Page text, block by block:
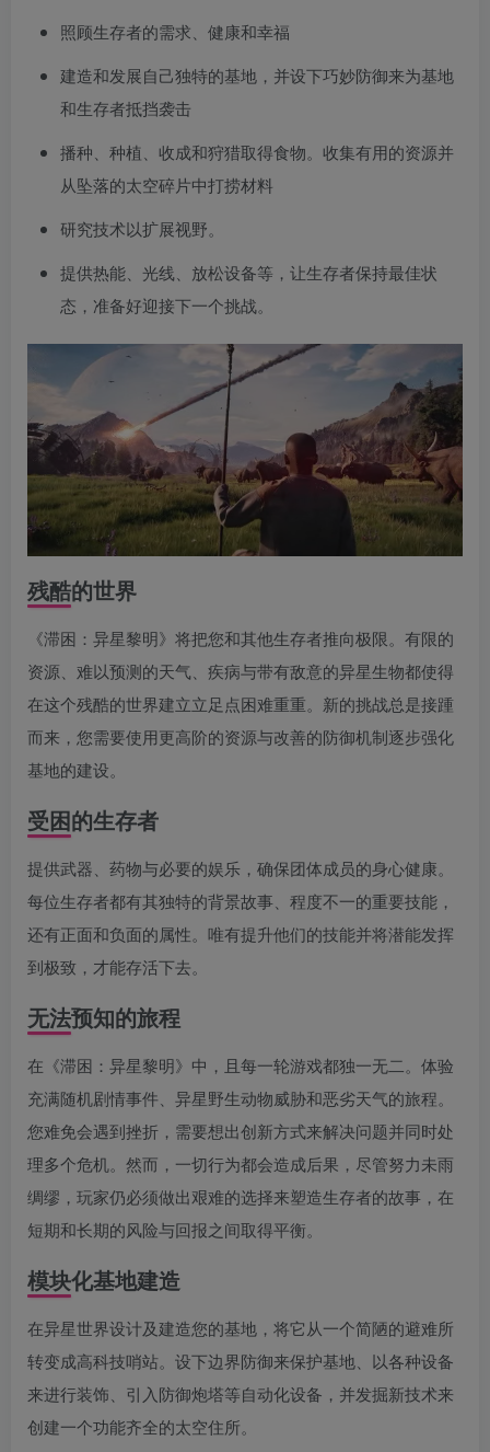
照顾生存者的需求、健康和幸福
建造和发展自己独特的基地，并设下巧妙防御来为基地
和生存者抵挡袭击
播种、种植、收成和狩猎取得食物。收集有用的资源并
从坠落的太空碎片中打捞材料
研究技术以扩展视野。
提供热能、光线、放松设备等，让生存者保持最佳状
态，准备好迎接下一个挑战。
残酷的世界
《滞困：异星黎明》将把您和其他生存者推向极限。有限的
资源、难以预测的天气、疾病与带有敌意的异星生物都使得
在这个残酷的世界建立立足点困难重重。新的挑战总是接踵
而来，您需要使用更高阶的资源与改善的防御机制逐步强化
基地的建设。
受困的生存者
提供武器、药物与必要的娱乐，确保团体成员的身心健康。
每位生存者都有其独特的背景故事、程度不一的重要技能，
还有正面和负面的属性。唯有提升他们的技能并将潜能发挥
到极致，才能存活下去。
无法预知的旅程
在《滞困：异星黎明》中，且每一轮游戏都独一无二。体验
充满随机剧情事件、异星野生动物威胁和恶劣天气的旅程。
您难免会遇到挫折，需要想出创新方式来解决问题并同时处
理多个危机。然而，一切行为都会造成后果，尽管努力未雨
绸缪，玩家仍必须做出艰难的选择来塑造生存者的故事，在
短期和长期的风险与回报之间取得平衡。
模块化基地建造
在异星世界设计及建造您的基地，将它从一个简陋的避难所
转变成高科技哨站。设下边界防御来保护基地、以各种设备
来进行装饰、引入防御炮塔等自动化设备，并发掘新技术来
创建一个功能齐全的太空住所。